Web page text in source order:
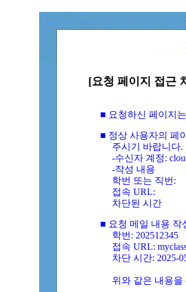
[요청 페이지 접근
■ 요청하신 페이지
■ 정상 사용자의 페
주시기 바랍니다.
-수신자 계정:
-작성 내용
학번 또는 직번:
접속 URL:
차단된 시간
■ 요청 메일 내용 작
학번: 202512345
접속 URL:
차단 시간: 2025-
위와 같은 내용을